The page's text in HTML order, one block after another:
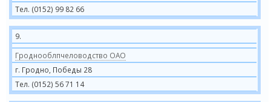
Тел. (0152) 99 82 66
9.
Гроднооблпчеловодство ОАО
г. Гродно, Победы 28
Тел. (0152) 56 71 14